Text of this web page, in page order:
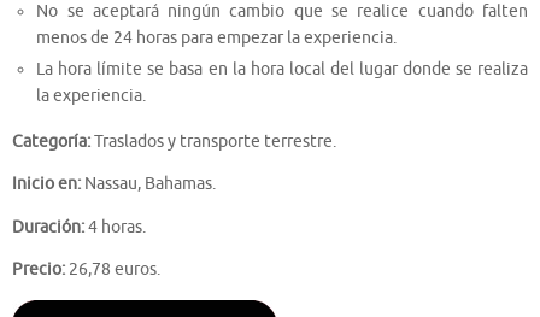
No se aceptará ningún cambio que se realice cuando falten
menos de 24 horas para empezar la experiencia.
La hora límite se basa en la hora local del lugar donde se realiza
la experiencia.
Categoría:Traslados y transporte terrestre.
Inicio en: Nassau, Bahamas.
Duración:4 horas.
Precio: 26,78 euros.